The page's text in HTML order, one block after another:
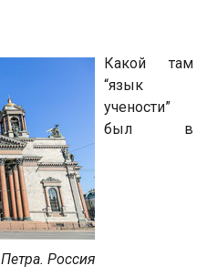
Россия
Какой там
“язык
учености”
был в